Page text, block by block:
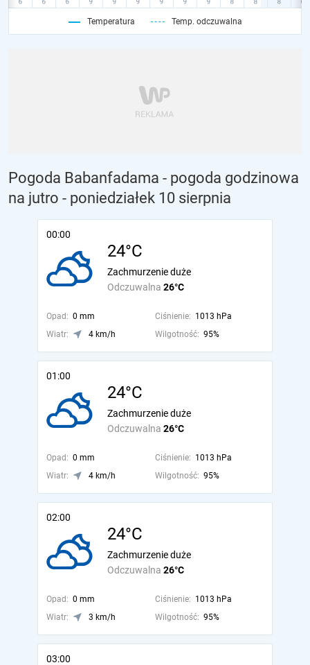
Temperatura Temp. odczuwalna
Pogoda Babanfadama - pogoda godzinowa
na jutro - poniedziałek 10 sierpnia
00:00
24°C
Odczuwalna 26°C
Zachmurzenie duże
Opad: 0 mm Ciśnienie: 1013 hPa
Wiatr:
4 km/h Wilgotność: 95%
01:00
24°C
Odczuwalna 26°C
Zachmurzenie duże
Opad: 0 mm Ciśnienie: 1013 hPa
Wiatr:
4 km/h Wilgotność: 95%
02:00
24°C
Odczuwalna 26°C
Zachmurzenie duże
Opad: 0 mm Ciśnienie: 1013 hPa
Wiatr:
3 km/h Wilgotność: 95%
03:00